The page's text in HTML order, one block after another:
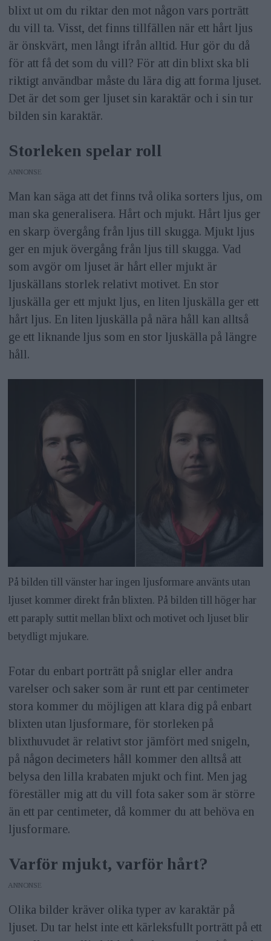
blixt ut om du riktar den mot någon vars porträtt
du vill ta. Visst, det finns tillfällen när ett hårt ljus
är önskvärt, men långt ifrån alltid. Hur gör du då
för att få det som du vill? För att din blixt ska bli
riktigt användbar måste du lära dig att forma ljuset.
Det är det som ger ljuset sin karaktär och i sin tur
bilden sin karaktär.
Storleken spelar roll
ANNONS
Man kan säga att det finns två olika sorters ljus, om
man ska generalisera. Hårt och mjukt. Hårt ljus ger
en skarp övergång från ljus till skugga. Mjukt ljus
ger en mjuk övergång från ljus till skugga. Vad
som avgör om ljuset är hårt eller mjukt är
ljuskällans storlek relativt motivet. En stor
ljuskälla ger ett mjukt ljus, en liten ljuskälla ger ett
hårt ljus. En liten ljuskälla på nära håll kan alltså
ge ett liknande ljus som en stor ljuskälla på längre
håll.
På bilden till vänster har ingen ljusformare använts utan
ljuset kommer direkt från blixten. På bilden till höger har
ett paraply suttit mellan blixt och motivet och ljuset blir
betydligt mjukare.
Fotar du enbart porträtt på sniglar eller andra
varelser och saker som är runt ett par centimeter
stora kommer du möjligen att klara dig på enbart
blixten utan ljusformare, för storleken på
blixthuvudet är relativt stor jämfört med snigeln,
på någon decimeters håll kommer den alltså att
belysa den lilla krabaten mjukt och fint. Men jag
föreställer mig att du vill fota saker som är större
än ett par centimeter, då kommer du att behöva en
ljusformare.
Varför mjukt, varför hårt?
ANNONS
Olika bilder kräver olika typer av karaktär på
ljuset. Du tar helst inte ett kärleksfullt porträtt på ett